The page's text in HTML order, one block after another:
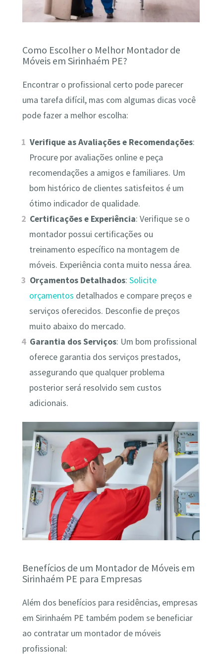
Como Escolher o Melhor Montador de
Móveis em Sirinhaém PE?
Encontrar o profissional certo pode parecer
uma tarefa difícil, mas com algumas dicas você
pode fazer a melhor escolha:
Verifique as Avaliações e Recomendações:
Procure por avaliações online e peça
recomendações a amigos e familiares. Um
bom histórico de clientes satisfeitos é um
ótimo indicador de qualidade.
Certificações e Experiência: Verifique se o
montador possui certificações ou
treinamento específico na montagem de
móveis. Experiência conta muito nessa área.
Orçamentos Detalhados:Solicite
orçamentos detalhados e compare preços e
serviços oferecidos. Desconfie de preços
muito abaixo do mercado.
Garantia dos Serviços: Um bom profissional
oferece garantia dos serviços prestados,
assegurando que qualquer problema
posterior será resolvido sem custos
adicionais.
Benefícios de um Montador de Móveis em
Sirinhaém PE para Empresas
Além dos benefícios para residências, empresas
em Sirinhaém PE também podem se beneficiar
ao contratar um montador de móveis
profissional: